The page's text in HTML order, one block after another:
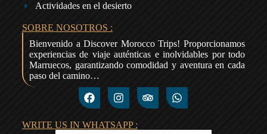
Actividades en el desierto
SOBRE NOSOTROS :
Bienvenido a Discover Morocco Trips! Proporcionamos
experiencias de viaje auténticas e inolvidables por todo
Marruecos, garantizando comodidad y aventura en cada
paso del camino…
WRITE US IN WHATSAPP :